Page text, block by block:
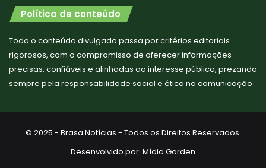
Política de conteúdo
Todo o conteúdo divulgado passa por critérios editoriais
rigorosos, com o compromisso de oferecer informações
precisas, confiáveis e alinhadas ao interesse público, prezando
sempre pela responsabilidade social e ética na comunicação
© 2025 - Brasa Notícias - Todos os Direitos Reservados.
Desenvolvido por: Mídia Garden